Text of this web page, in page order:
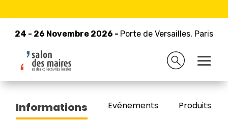
24 - 26 Novembre 2026 - Porte de Versailles, Paris
24 - 26 Novembre 2026 - Porte de Versailles, Paris
Retour à la liste des exposants
ETIOAK
Informations Evénements Produits/